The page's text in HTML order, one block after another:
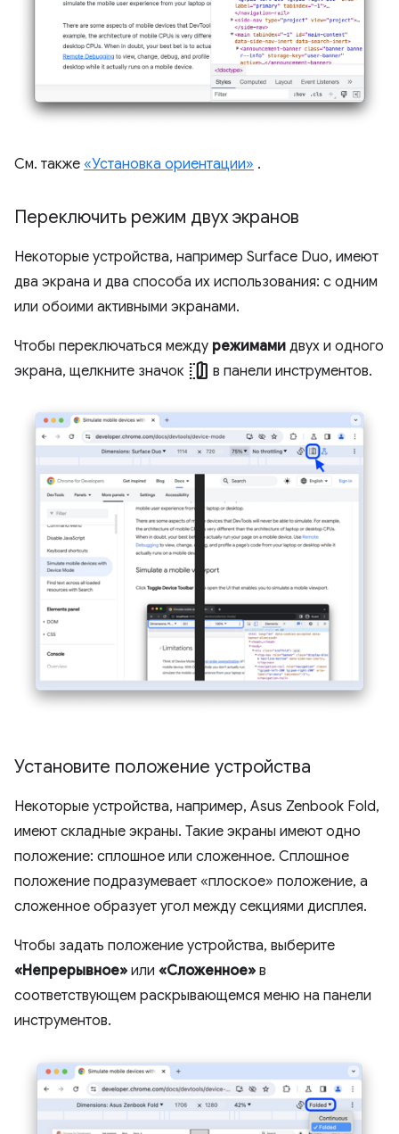
См. также «Установка ориентации» .
Переключить режим двух экранов
Некоторые устройства, например Surface Duo, имеют
два экрана и два способа их использования: с одним
или обоими активными экранами.
Чтобы переключаться между режимами двух и одного
экрана, щелкните значок devices_fold в панели инструментов.
Установите положение устройства
Некоторые устройства, например, Asus Zenbook Fold,
имеют складные экраны. Такие экраны имеют одно
положение: сплошное или сложенное. Сплошное
положение подразумевает «плоское» положение, а
сложенное образует угол между секциями дисплея.
Чтобы задать положение устройства, выберите
«Непрерывное» или «Сложенное» в
соответствующем раскрывающемся меню на панели
инструментов.